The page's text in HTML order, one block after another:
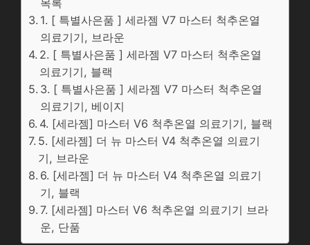
목록
1. [ 특별사은품 ] 세라젬 V7 마스터 척추온열
의료기기, 브라운
2. [ 특별사은품 ] 세라젬 V7 마스터 척추온열
의료기기, 블랙
3. [ 특별사은품 ] 세라젬 V7 마스터 척추온열
의료기기, 베이지
4. [세라젬] 마스터 V6 척추온열 의료기기, 블랙
5. [세라젬] 더 뉴 마스터 V4 척추온열 의료기
기, 브라운
6. [세라젬] 더 뉴 마스터 V4 척추온열 의료기
기, 블랙
7. [세라젬] 마스터 V6 척추온열 의료기기 브라
운, 단품